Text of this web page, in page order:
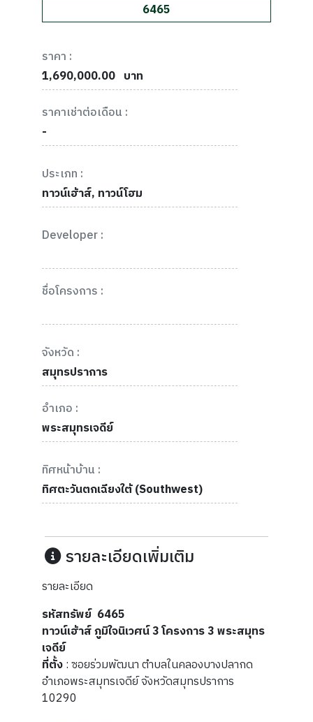
6465
ราคา :
1,690,000.00 บาท
ราคาเช่าต่อเดือน :
-
ประเภท :
ทาวน์เฮ้าส์, ทาวน์โฮม
Developer :
ชื่อโครงการ :
จังหวัด :
สมุทรปราการ
อำเภอ :
พระสมุทรเจดีย์
ทิศหน้าบ้าน :
ทิศตะวันตกเฉียงใต้ (Southwest)
รายละเอียดเพิ่มเติม
รายละเอียด
รหัสทรัพย์ 6465
ทาวน์เฮ้าส์ ภูมิใจนิเวศน์ 3 โครงการ 3 พระสมุทร
เจดีย์
ที่ตั้ง: ซอยร่วมพัฒนา ตำบลในคลองบางปลากด
อำเภอพระสมุทรเจดีย์ จังหวัดสมุทรปราการ
10290